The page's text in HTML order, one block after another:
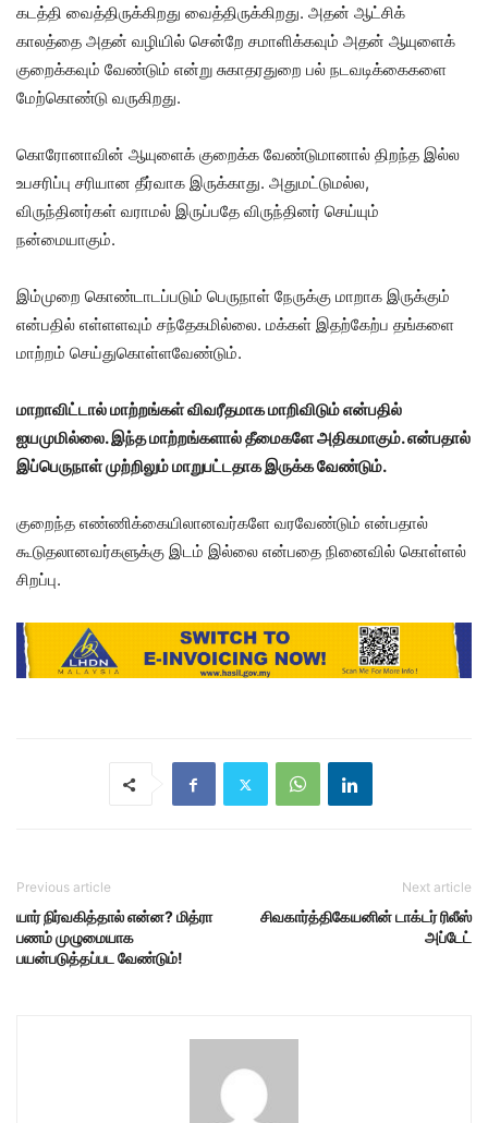
கடத்தி வைத்திருக்கிறது வைத்திருக்கிறது. அதன் ஆட்சிக்
காலத்தை அதன் வழியில் சென்றே சமாளிக்கவும் அதன் ஆயுளைக்
குறைக்கவும் வேண்டும் என்று சுகாதரதுறை பல் நடவடிக்கைகளை
மேற்கொண்டு வருகிறது.
கொரோனாவின் ஆயுளைக் குறைக்க வேண்டுமானால் திறந்த இல்ல
உபசரிப்பு சரியான தீர்வாக இருக்காது. அதுமட்டுமல்ல,
விருந்தினர்கள் வராமல் இருப்பதே விருந்தினர் செய்யும்
நன்மையாகும்.
இம்முறை கொண்டாடப்படும் பெருநாள் நேருக்கு மாறாக இருக்கும்
என்பதில் எள்ளளவும் சந்தேகமில்லை. மக்கள் இதற்கேற்ப தங்களை
மாற்றம் செய்துகொள்ளவேண்டும்.
மாறாவிட்டால் மாற்றங்கள் விவரீதமாக மாறிவிடும் என்பதில்
ஐயமுமில்லை. இந்த மாற்றங்களால் தீமைகளே அதிகமாகும். என்பதால்
இப்பெருநாள் முற்றிலும் மாறுபட்டதாக இருக்க வேண்டும்.
குறைந்த எண்ணிக்கையிலானவர்களே வரவேண்டும் என்பதால்
கூடுதலானவர்களுக்கு இடம் இல்லை என்பதை நினைவில் கொள்ளல்
சிறப்பு.
Previous article
யார் நிர்வகித்தால் என்ன? மித்ரா
பணம் முழுமையாக
பயன்படுத்தப்பட வேண்டும்!
Next article
சிவகார்த்திகேயனின் டாக்டர் ரிலீஸ்
அப்டேட்